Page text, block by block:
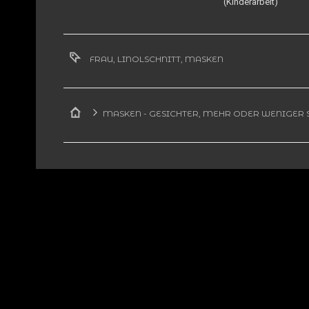
FRAU, LINOLSCHNITT, MASKEN
MASKEN - GESICHTER, MEHR ODER WENIGER